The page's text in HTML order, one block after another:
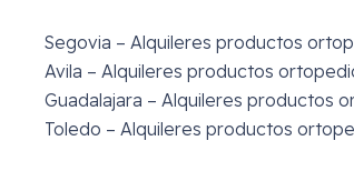
Segovia – Alquileres productos
Avila – Alquileres productos
Guadalajara – Alquileres productos
Toledo – Alquileres productos